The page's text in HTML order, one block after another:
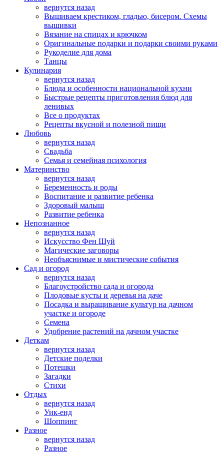
вернутся назад
Вышиваем крестиком, гладью, бисером. Схемы
вышивки
Вязание на спицах и крючком
Оригинальные подарки и подарки своими руками
Рукоделие для дома
Танцы
Кулинария
вернутся назад
Блюда и особенности национальной кухни
Быстрые рецепты приготовления блюд для
ленивых
Все о продуктах
Рецепты вкусной и полезной пищи
Любовь
вернутся назад
Свадьба
Семья и семейная психология
Материнство
вернутся назад
Беременность и роды
Воспитание и развитие ребенка
Здоровый малыш
Развитие ребенка
Непознанное
вернутся назад
Искусство Фен Шуй
Магические заговоры
Необъяснимые и мистические события
Сад и огород
вернутся назад
Благоустройство сада и огорода
Плодовые кусты и деревья на даче
Посадка и выращивание культур на дачном
участке и огороде
Семена
Удобрение растений на дачном участке
Деткам
вернутся назад
Детские поделки
Потешки
Загадки
Стихи
Отдых
вернутся назад
Уик-енд
Шоппинг
Разное
вернутся назад
Разное